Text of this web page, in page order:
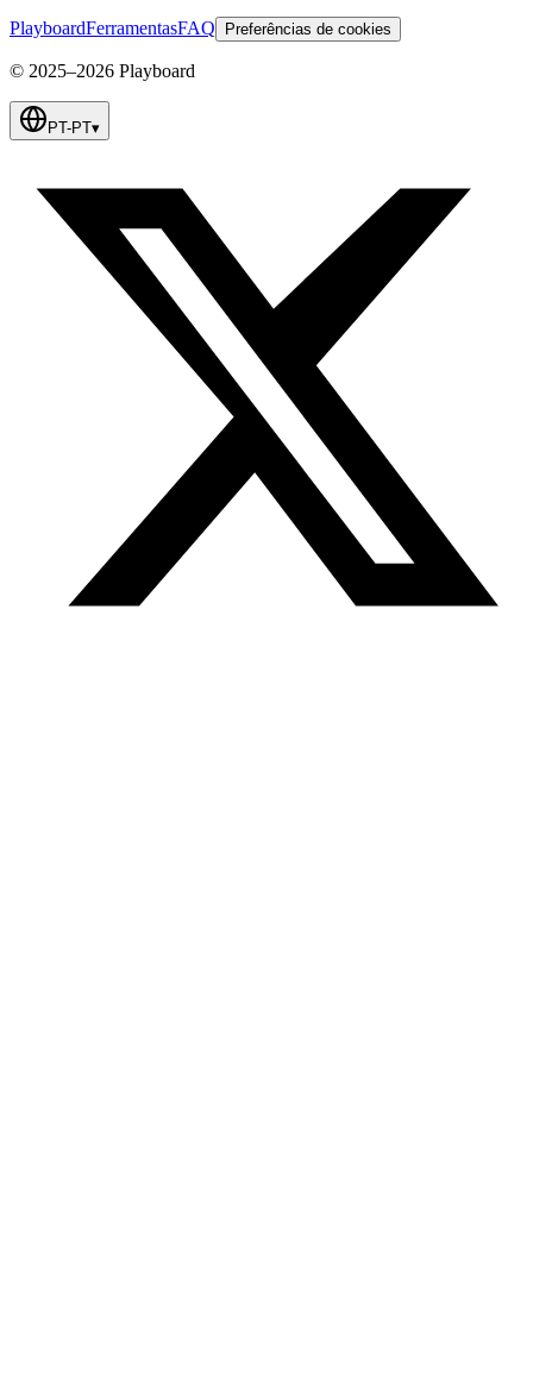
PlayboardFerramentasFAQ Preferências de cookies
© 2025–2026 Playboard
PT-PT▾